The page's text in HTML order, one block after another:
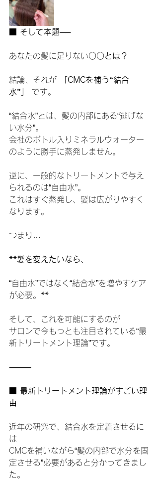
■ そして本題──
あなたの髪に足りない○○とは？
結論、それが
「CMCを補う“結合
水”」
です。
“結合水”とは、髪の内部にある“逃げな
い水分”。
会社のボトル入りミネラルウォーター
のように勝手に蒸発しません。
逆に、一般的なトリートメントで与え
られるのは“自由水”。
これはすぐ蒸発し、髪は広がりやすく
なります。
つまり…
**髪を変えたいなら、
“自由水”ではなく“結合水”を増やすケア
が必要。**
そして、これを可能にするのが
サロンで今もっとも注目されている“最
新トリートメント理論”です。
⸻
■ 最新トリートメント理論がすごい理
由
近年の研究で、結合水を定着させるに
は
CMCを補いながら“髪の内部で水分を固
定させる”必要があると分かってきまし
た。